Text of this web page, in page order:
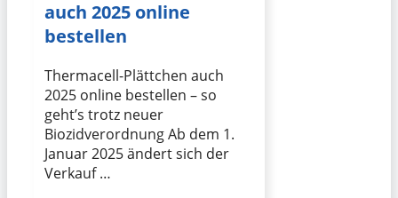
auch 2025 online
bestellen
Thermacell-Plättchen auch
2025 online bestellen – so
geht’s trotz neuer
Biozidverordnung Ab dem 1.
Januar 2025 ändert sich der
Verkauf …